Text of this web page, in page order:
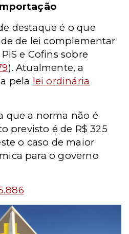
destaque é o que
de lei complementar
e Cofins sobre
). Atualmente, a
pela lei ordinária
que a norma não é
previsto é de R$ 325
o caso de maior
para o governo